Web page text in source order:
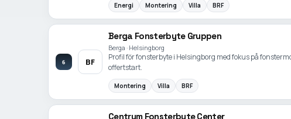
Energi Montering Villa BRF
6 BF
Berga Fonsterbyte Gruppen
Berga · Helsingborg
Profil för fonsterbyte i Helsingborg med fokus på
offertstart.
Montering Villa BRF
Centrum Fonsterbyte Center